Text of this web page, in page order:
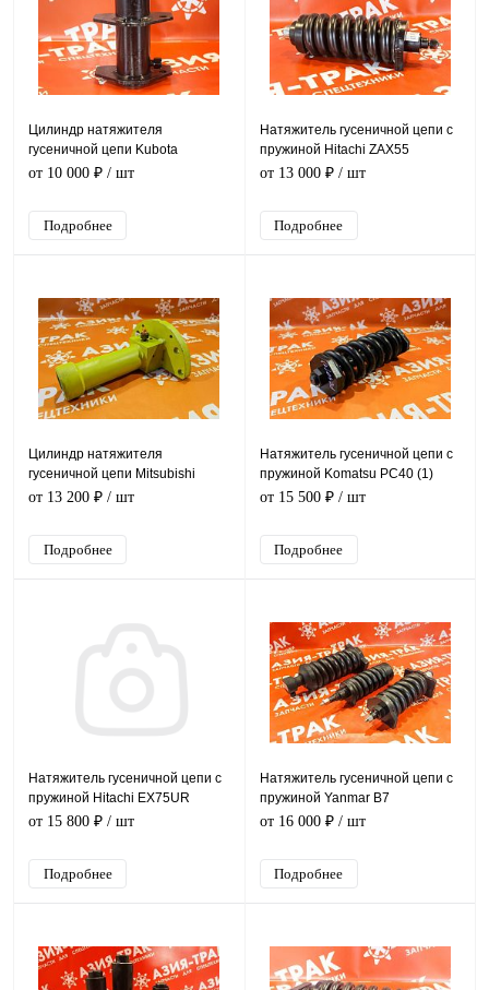
Цилиндр натяжителя
гусеничной цепи Kubota
U30/U35
от 10 000 ₽ / шт
Подробнее
Натяжитель гусеничной цепи с
пружиной Hitachi ZAX55
от 13 000 ₽/ шт
Подробнее
Цилиндр натяжителя
гусеничной цепи Mitsubishi
BD2G
от 13 200 ₽ / шт
Подробнее
Натяжитель гусеничной цепи с
пружиной Komatsu PC40 (1)
от 15 500 ₽/ шт
Подробнее
Натяжитель гусеничной цепи с
пружиной Hitachi EX75UR
от 15 800 ₽ / шт
Подробнее
Натяжитель гусеничной цепи с
пружиной Yanmar B7
от 16 000 ₽/ шт
Подробнее